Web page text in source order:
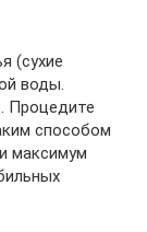
(сухие
воды.
Процедите
способом
максимум